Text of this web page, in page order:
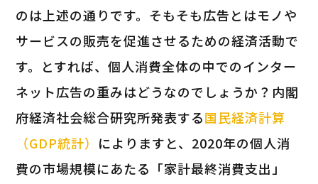
のは上述の通りです。そもそも広告とはモノや
サービスの販売を促進させるための経済活動で
す。とすれば、個人消費全体の中でのインター
ネット広告の重みはどうなのでしょうか？内閣
府経済社会総合研究所発表する国民経済計算
（GDP統計） によりますと、2020年の個人消
費の市場規模にあたる「家計最終消費支出」